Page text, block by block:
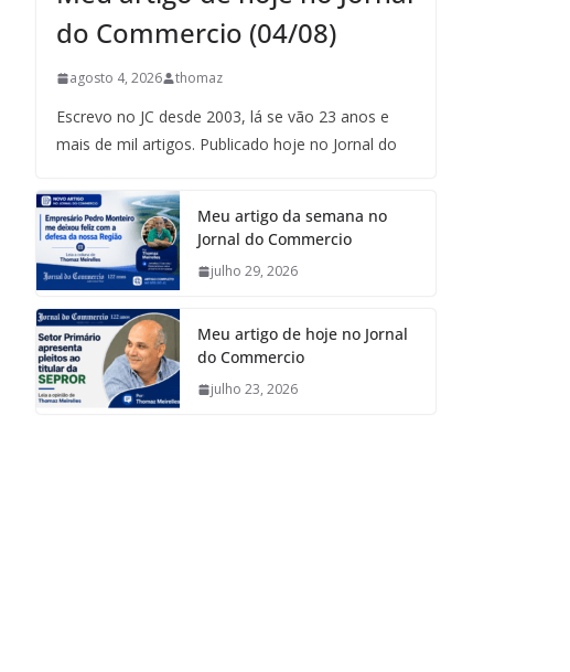
do Commercio (04/08)
agosto 4, 2026 thomaz
Escrevo no JC desde 2003, lá se vão 23 anos e
mais de mil artigos. Publicado hoje no Jornal do
Meu artigo da semana no
Jornal do Commercio
julho 29, 2026
Meu artigo de hoje no Jornal
do Commercio
julho 23, 2026